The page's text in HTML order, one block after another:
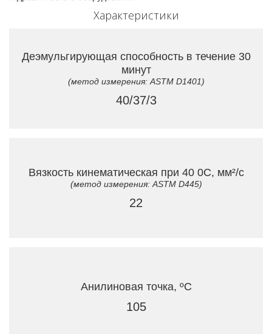
Характеристики
Деэмульгирующая способность в течение 30
минут
(метод измерения: ASTM D1401)
40/37/3
Вязкость кинематическая при 40 0C, мм²/с
(метод измерения: ASTM D445)
22
Анилиновая точка, ºC
105